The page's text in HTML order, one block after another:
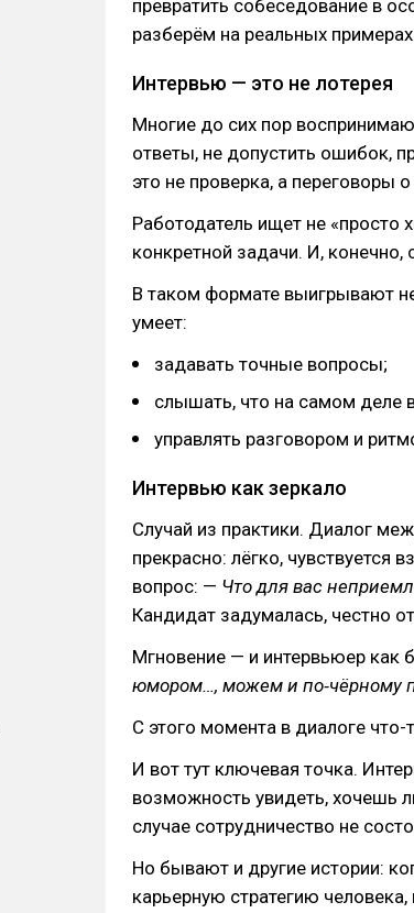
превратить собеседование в
разберём на реальных
Интервью — это не лотерея
Многие до сих пор
ответы, не допустить ошибок,
это не проверка, а переговоры
Работодатель ищет не «просто
конкретной задачи. И,
В таком формате выигрывают не
умеет:
задавать точные вопросы;
слышать, что на самом деле
управлять разговором и
Интервью как зеркало
Случай из практики. Диалог
прекрасно: лёгко, чувствуется
вопрос: — Что для вас
Кандидат задумалась, честно
Мгновение — и интервьюер как
юмором…, можем и по‑чёрному
С этого момента в диалоге
И вот тут ключевая точка.
возможность увидеть, хочешь
случае сотрудничество не
Но бывают и другие истории:
карьерную стратегию